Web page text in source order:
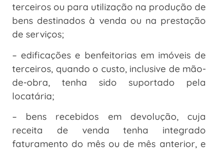
terceiros ou para utilização na produção de
bens destinados à venda ou na prestação
de serviços;
– edificações e benfeitorias em imóveis de
terceiros, quando o custo, inclusive de mão-
de-obra, tenha sido suportado pela
locatária;
– bens recebidos em devolução, cuja
receita de venda tenha integrado
faturamento do mês ou de mês anterior, e